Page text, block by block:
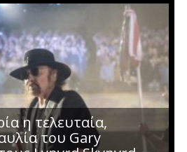
η τελευταία,
του Gary